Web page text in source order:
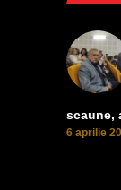
scaune,
6 aprilie